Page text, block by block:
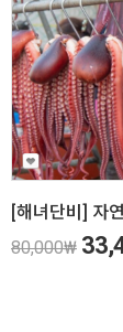
80,000₩